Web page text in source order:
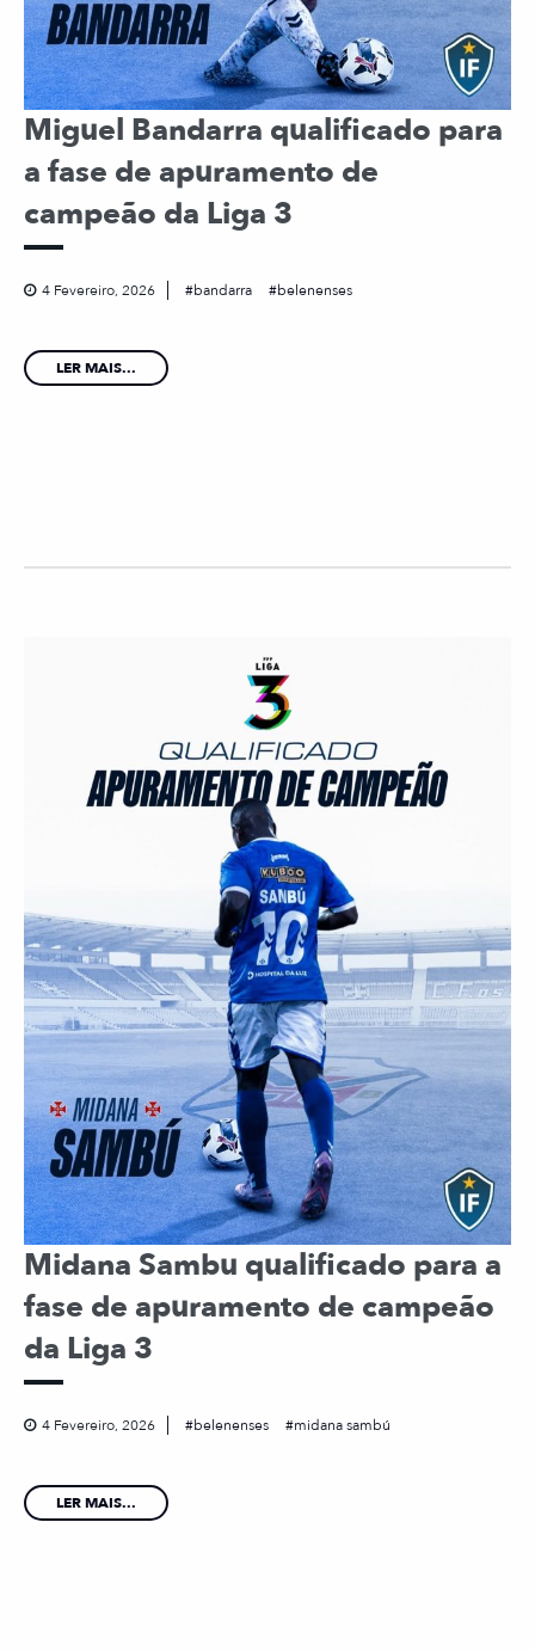
Miguel Bandarra qualificado para
a fase de apuramento de
campeão da Liga 3
4 Fevereiro, 2026 bandarra belenenses
LER MAIS...
Midana Sambu qualificado para a
fase de apuramento de campeão
da Liga 3
4 Fevereiro, 2026 belenenses midana sambú
LER MAIS...